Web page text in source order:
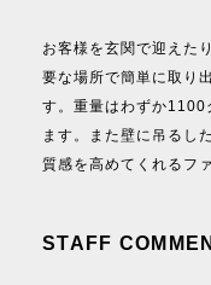
お客様を玄関で迎えた
要な場所で簡単に取り
す。重量はわずか1100
ます。また壁に吊るし
質感を高めてくれるフ
STAFF